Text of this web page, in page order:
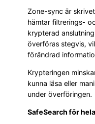
Zone-sync är
hämtar filtrerings-
krypterad
överföras stegvis,
förändrad
Krypteringen
kunna läsa eller
under överföringen.
SafeSearch för